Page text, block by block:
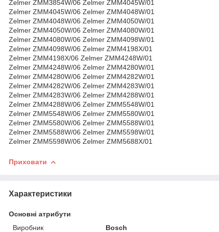
Zеlmеr ZММ3854W/06 Zеlmеr ZММ4045W/01
Zеlmеr ZММ4045W/06 Zеlmеr ZММ4048W/01
Zеlmеr ZММ4048W/06 Zеlmеr ZММ4050W/01
Zеlmеr ZММ4050W/06 Zеlmеr ZММ4080W/01
Zеlmеr ZММ4080W/06 Zеlmеr ZММ4098W/01
Zеlmеr ZММ4098W/06 Zеlmеr ZММ4198Х/01
Zеlmеr ZММ4198Х/06 Zеlmеr ZММ4248W/01
Zеlmеr ZММ4248W/06 Zеlmеr ZММ4280W/01
Zеlmеr ZММ4280W/06 Zеlmеr ZММ4282W/01
Zеlmеr ZММ4282W/06 Zеlmеr ZММ4283W/01
Zеlmеr ZММ4283W/06 Zеlmеr ZММ4288W/01
Zеlmеr ZММ4288W/06 Zеlmеr ZММ5548W/01
Zеlmеr ZММ5548W/06 Zеlmеr ZММ5580W/01
Zеlmеr ZММ5580W/06 Zеlmеr ZММ5588W/01
Zеlmеr ZММ5588W/06 Zеlmеr ZММ5598W/01
Zеlmеr ZММ5598W/06 Zеlmеr ZММ5688Х/01
Приховати
Характеристики
Основні атрибути
Виробник
Bosch